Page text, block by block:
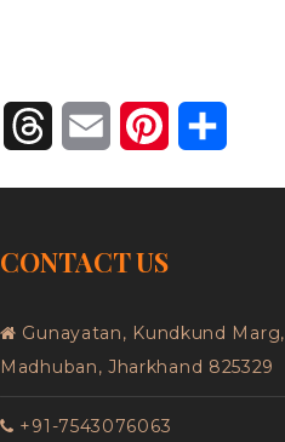
TelegramThreadsEmail Pinterest
CONTACT US
Gunayatan, Kundkund Marg,
Madhuban, Jharkhand 825329
+91-7543076063